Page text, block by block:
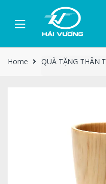
Home QUÀ TẶNG THÂN